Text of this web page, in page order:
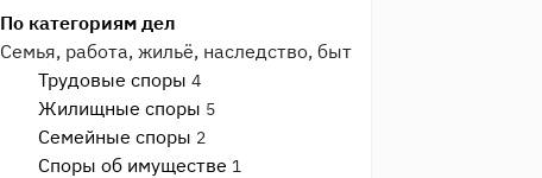
По категориям дел
Семья, работа, жильё, наследство, быт
Трудовые споры 4
Жилищные споры 5
Семейные споры 2
Споры об имуществе 1